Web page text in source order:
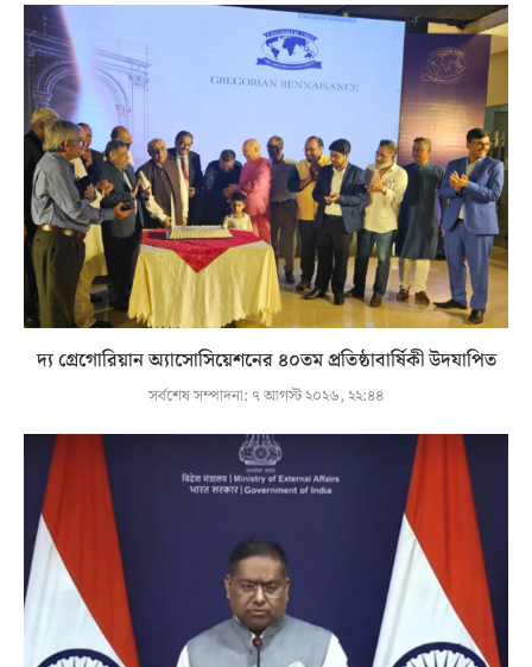
দ্য গ্রেগোরিয়ান অ্যাসোসিয়েশনের ৪০তম প্রতিষ্ঠাবার্ষিকী উদযাপিত
সর্বশেষ সম্পাদনা: ৭ আগস্ট ২০২৬, ২২:৪৪